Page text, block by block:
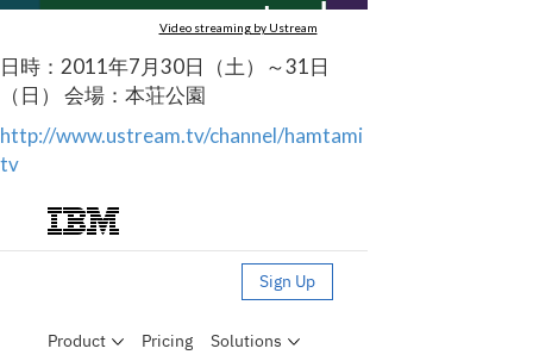
Video streaming by Ustream
日時：2011年7月30日（土）～31日
（日） 会場：本荘公園
http://www.ustream.tv/channel/hamtami
tv